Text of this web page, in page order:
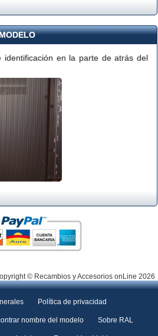
identificación en la parte de atrás del
© Recambios y Accesorios onLine 2026
Política de privacidad
nombre del modelo Sobre RAL